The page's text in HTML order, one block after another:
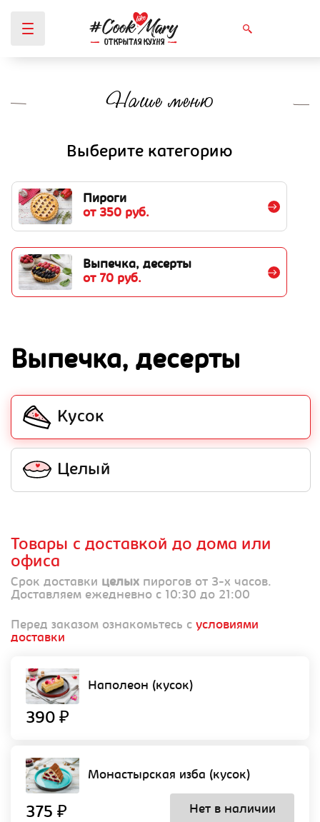
Вы здесь Наше меню
Выберите категорию
Пироги
от 350 руб.
Выпечка, десерты
от 70 руб.
Выпечка, десерты
Кусок
Целый
Товары с доставкой до дома или
офиса
Срок доставки целых пирогов от 3-х часов.
Доставляем ежедневно с 10:30 до 21:00
Перед заказом ознакомьтесь с условиями
доставки
Наполеон (кусок)
390 ₽
Монастырская изба (кусок)
375 ₽ Нет в наличии